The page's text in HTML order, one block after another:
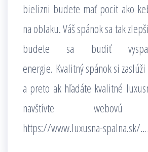
bielizni budete mať pocit ako
na oblaku. Váš spánok sa tak
budete sa budiť
energie. Kvalitný spánok si zaslúži
a preto ak hľadáte kvalitné
navštívte webovú
https://www.luxusna-spalna.sk/.…